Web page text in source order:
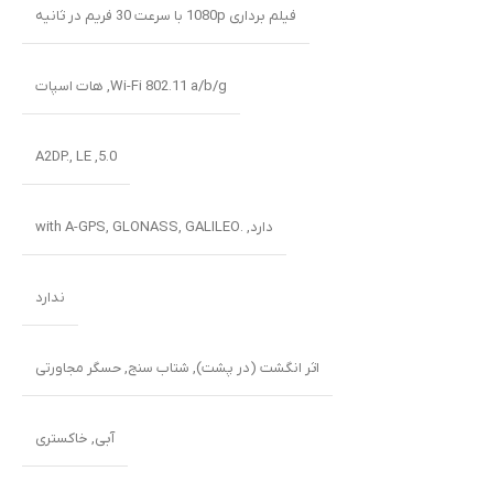
فیلم برداری 1080p با سرعت 30 فریم در ثانیه
Wi-Fi 802.11 a/b/g, هات اسپات
5.0, A2DP., LE
دارد, .with A-GPS, GLONASS, GALILEO
ندارد
اثر انگشت (در پشت), شتاب سنج, حسگر مجاورتی
آبی, خاکستری